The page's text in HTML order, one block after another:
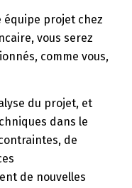
équipe projet chez
vous serez
comme vous,
du projet, et
dans le
de
de nouvelles